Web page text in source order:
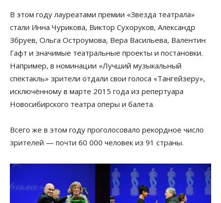
В этом году лауреатами премии «Звезда театрала»
стали Инна Чурикова, Виктор Сухоруков, Александр
Збруев, Ольга Остроумова, Вера Васильева, Валентин
Гафт и значимые театральные проекты и постановки.
Например, в номинации «Лучший музыкальный
спектакль» зрители отдали свои голоса «Тангейзеру»,
исключённому в марте 2015 года из репертуара
Новосибирского театра оперы и балета.
Всего же в этом году проголосовало рекордное число
зрителей — почти 60 000 человек из 91 страны.